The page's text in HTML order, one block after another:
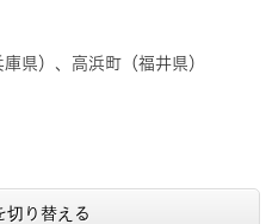
県）、高浜町（福井県）
切り替える